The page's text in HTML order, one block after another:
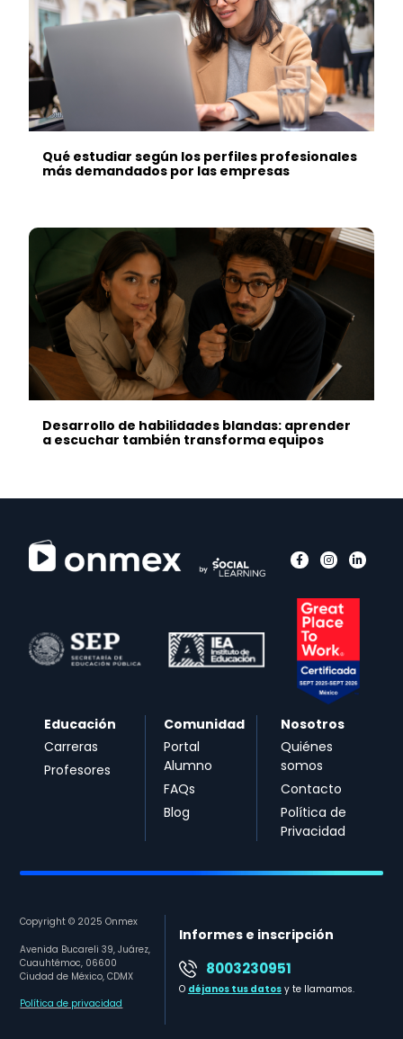
Qué estudiar según los perfiles profesionales
más demandados por las empresas
Desarrollo de habilidades blandas: aprender
a escuchar también transforma equipos
Educación
Carreras
Profesores
Comunidad
Portal
Alumno
FAQs
Blog
Nosotros
Quiénes
somos
Contacto
Política de
Privacidad
Copyright © 2025 Onmex
Avenida Bucareli 39, Juárez,
Cuauhtémoc, 06600
Ciudad de México, CDMX
Política de privacidad
Informes e inscripción
8003230951
O déjanos tus datosy te llamamos.